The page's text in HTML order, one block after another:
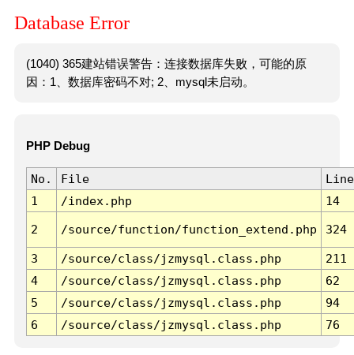
Database Error
(1040) 365建站错误警告：连接数据库失败，可能的原
因：1、数据库密码不对; 2、mysql未启动。
PHP Debug
No. File
Line
1
/index.php 14
2 /source/function/function_extend.php 324
3 /source/class/jzmysql.class.php
211
4
/source/class/jzmysql.class.php
62
5
/source/class/jzmysql.class.php
94
6
/source/class/jzmysql.class.php 76